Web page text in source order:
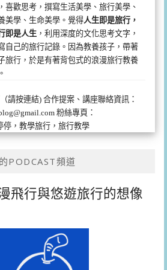
喜歡思考，撰寫生活美學、旅行美學、
美學、生命美學。覺得人生即是旅行，
即是人生 ，利用深度的文化思考文字，
自己的旅行記錄。因為教養孩子，帶著
旅行，於是有著背包式的浪漫旅行教養
請按連結)合作提案、講座聯絡資訊：
粉絲專頁：
停，教學旅行，旅行教學
PODCAST頻道
飛行與悠遊旅行的想像